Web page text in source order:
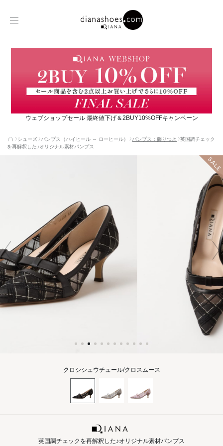
ウェブショップセール 最終値下げ＆2BUY10%OFFキャンペーン
シューズ パンプス（ハイヒール ～ ローヒール） パンプス：飾りつき
英国調チェック
を再解釈した♪オリジナル素材パンプス
クロシシュウチュール/クロスムース
英国調チェックを再解釈した♪オリジナル素材パンプス